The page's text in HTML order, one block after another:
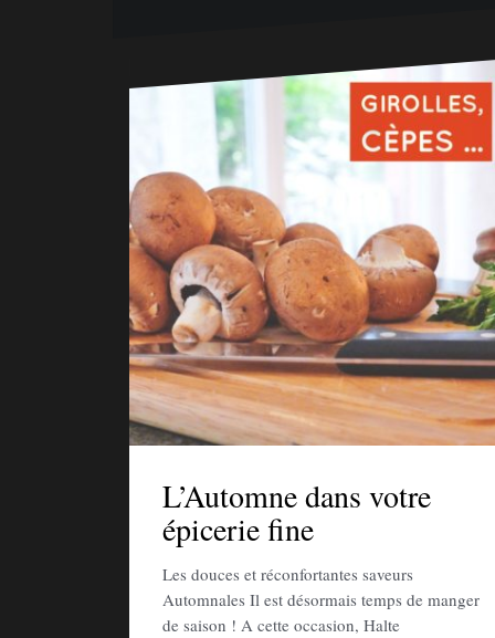
L’Automne dans votre
épicerie fine
Les douces et réconfortantes saveurs
Automnales Il est désormais temps de manger
de saison ! A cette occasion, Halte